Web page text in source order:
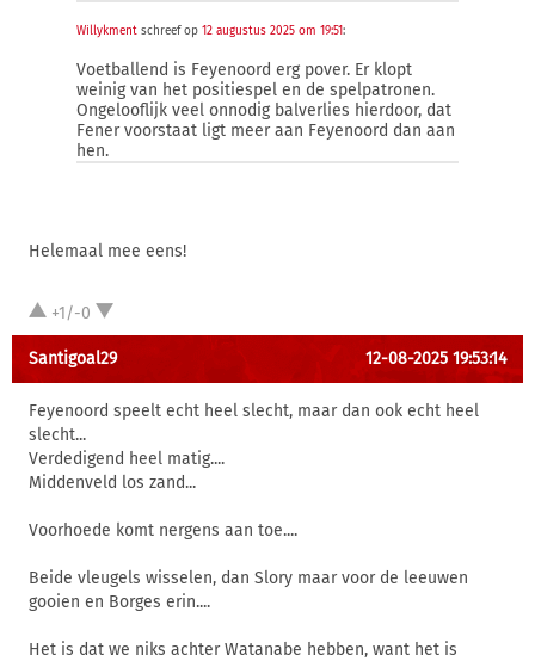
Willykment schreef op 12 augustus 2025 om 19:51:
Voetballend is Feyenoord erg pover. Er klopt
weinig van het positiespel en de spelpatronen.
Ongelooflijk veel onnodig balverlies hierdoor, dat
Fener voorstaat ligt meer aan Feyenoord dan aan
hen.
Helemaal mee eens!
+1/-0
Santigoal29 12-08-2025 19:53:14
Feyenoord speelt echt heel slecht, maar dan ook echt heel
slecht...
Verdedigend heel matig....
Middenveld los zand...
Voorhoede komt nergens aan toe....
Beide vleugels wisselen, dan Slory maar voor de leeuwen
gooien en Borges erin....
Het is dat we niks achter Watanabe hebben, want het is